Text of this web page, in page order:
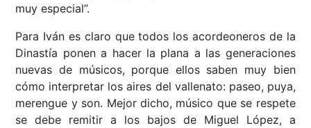
muy especial”.
Para Iván es claro que todos los acordeoneros de la
Dinastía ponen a hacer la plana a las generaciones
nuevas de músicos, porque ellos saben muy bien
cómo interpretar los aires del vallenato: paseo, puya,
merengue y son. Mejor dicho, músico que se respete
se debe remitir a los bajos de Miguel López, a